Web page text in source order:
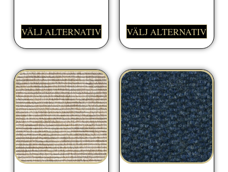
VÄLJ ALTERNATIV VÄLJ ALTERNATIV